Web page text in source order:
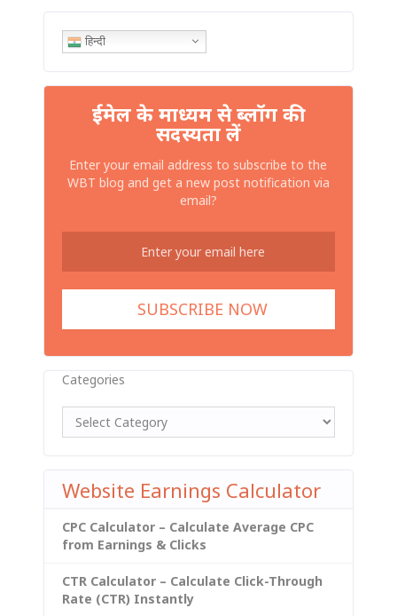
हिन्दी
ईमेल के माध्यम से ब्लॉग की
सदस्यता लें
Enter your email address to subscribe to the
WBT blog and get a new post notification via
email?
Categories
Website Earnings Calculator
CPC Calculator – Calculate Average CPC
from Earnings & Clicks
CTR Calculator – Calculate Click-Through
Rate (CTR) Instantly